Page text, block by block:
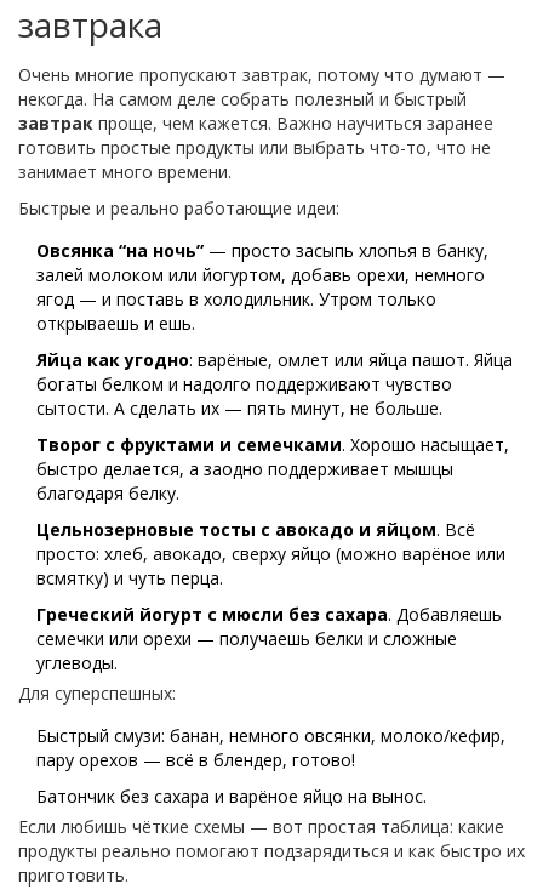
завтрака
Очень многие пропускают завтрак, потому что думают —
некогда. На самом деле собрать полезный и быстрый
завтрак проще, чем кажется. Важно научиться заранее
готовить простые продукты или выбрать что-то, что не
занимает много времени.
Быстрые и реально работающие идеи:
Овсянка “на ночь” — просто засыпь хлопья в банку,
залей молоком или йогуртом, добавь орехи, немного
ягод — и поставь в холодильник. Утром только
открываешь и ешь.
Яйца как угодно: варёные, омлет или яйца пашот. Яйца
богаты белком и надолго поддерживают чувство
сытости. А сделать их — пять минут, не больше.
Творог с фруктами и семечками. Хорошо насыщает,
быстро делается, а заодно поддерживает мышцы
благодаря белку.
Цельнозерновые тосты с авокадо и яйцом. Всё
просто: хлеб, авокадо, сверху яйцо (можно варёное или
всмятку) и чуть перца.
Греческий йогурт с мюсли без сахара. Добавляешь
семечки или орехи — получаешь белки и сложные
углеводы.
Для суперспешных:
Быстрый смузи: банан, немного овсянки, молоко/кефир,
пару орехов — всё в блендер, готово!
Батончик без сахара и варёное яйцо на вынос.
Если любишь чёткие схемы — вот простая таблица: какие
продукты реально помогают подзарядиться и как быстро их
приготовить.